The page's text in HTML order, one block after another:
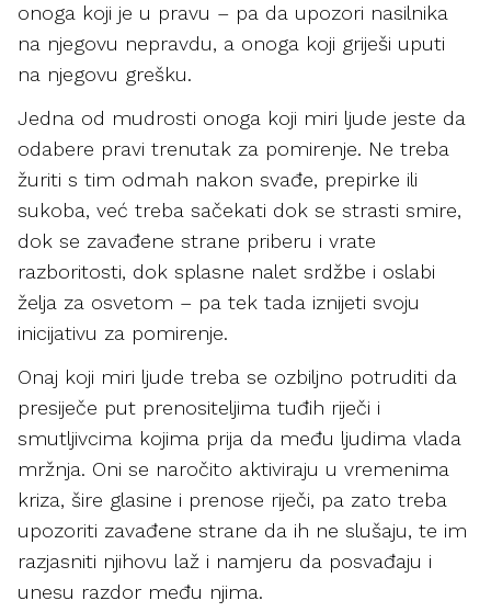
onoga koji je u pravu – pa da upozori nasilnika
na njegovu nepravdu, a onoga koji griješi uputi
na njegovu grešku.
Jedna od mudrosti onoga koji miri ljude jeste da
odabere pravi trenutak za pomirenje. Ne treba
žuriti s tim odmah nakon svađe, prepirke ili
sukoba, već treba sačekati dok se strasti smire,
dok se zavađene strane priberu i vrate
razboritosti, dok splasne nalet srdžbe i oslabi
želja za osvetom – pa tek tada iznijeti svoju
inicijativu za pomirenje.
Onaj koji miri ljude treba se ozbiljno potruditi da
presiječe put prenositeljima tuđih riječi i
smutljivcima kojima prija da među ljudima vlada
mržnja. Oni se naročito aktiviraju u vremenima
kriza, šire glasine i prenose riječi, pa zato treba
upozoriti zavađene strane da ih ne slušaju, te im
razjasniti njihovu laž i namjeru da posvađaju i
unesu razdor među njima.